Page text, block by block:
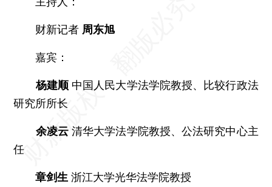
财新记者 周东旭
嘉宾：
杨建顺中国人民大学法学院教授、比较行政法
研究所所长
余凌云清华大学法学院教授、公法研究中心主
任
章剑生 浙江大学光华法学院教授